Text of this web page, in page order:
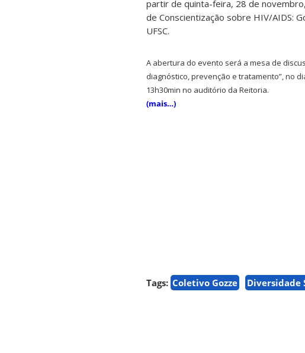
partir de quinta-feira, 28 de
de Conscientização sobre HIV/AIDS:
UFSC.
A abertura do evento será a mesa de
diagnóstico, prevenção e tratamento”, no
13h30min no auditório da Reitoria.
(mais…)
Tags: Coletivo Gozze Diversidade